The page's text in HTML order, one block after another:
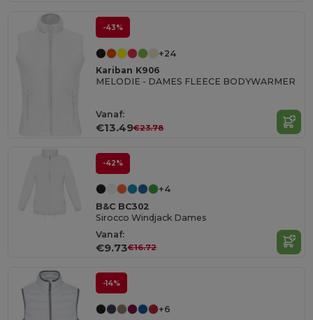
-43%
+24
Kariban K906
MELODIE - DAMES FLEECE BODYWARMER
Vanaf:
€13.49€23.78
-42%
+4
B&C BC302
Sirocco Windjack Dames
Vanaf:
€9.73€16.72
-14%
+6